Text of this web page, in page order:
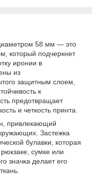
58 мм — это
который подчеркнет
иронии в
из
защитным слоем,
к
предотвращает
и четкость принта.
привлекающий
Застежка
булавки, которая
сумке или
значка делает его